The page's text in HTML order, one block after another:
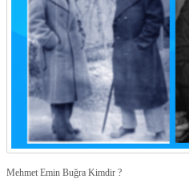
Mehmet Emin Buğra Kimdir ?